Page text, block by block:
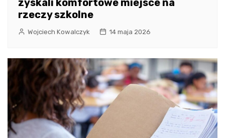
rzeczy szkolne
Wojciech Kowalczyk 14 maja 2026